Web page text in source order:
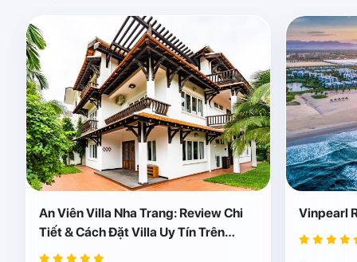
An Viên Villa Nha Trang: Review Chi
Tiết & Cách Đặt Villa Uy Tín Trên
Abogo
Vinpearl